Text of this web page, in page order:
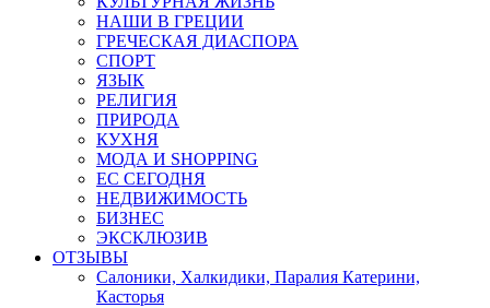
НАШИ В ГРЕЦИИ
ГРЕЧЕСКАЯ ДИАСПОРА
СПОРТ
ЯЗЫК
РЕЛИГИЯ
ПРИРОДА
КУХНЯ
МОДА И SHOPPING
ЕС СЕГОДНЯ
НЕДВИЖИМОСТЬ
БИЗНЕС
ЭКСКЛЮЗИВ
ОТЗЫВЫ
Салоники, Халкидики, Паралия Катерини,
Касторья